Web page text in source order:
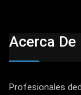
Acerca De
Profesionales